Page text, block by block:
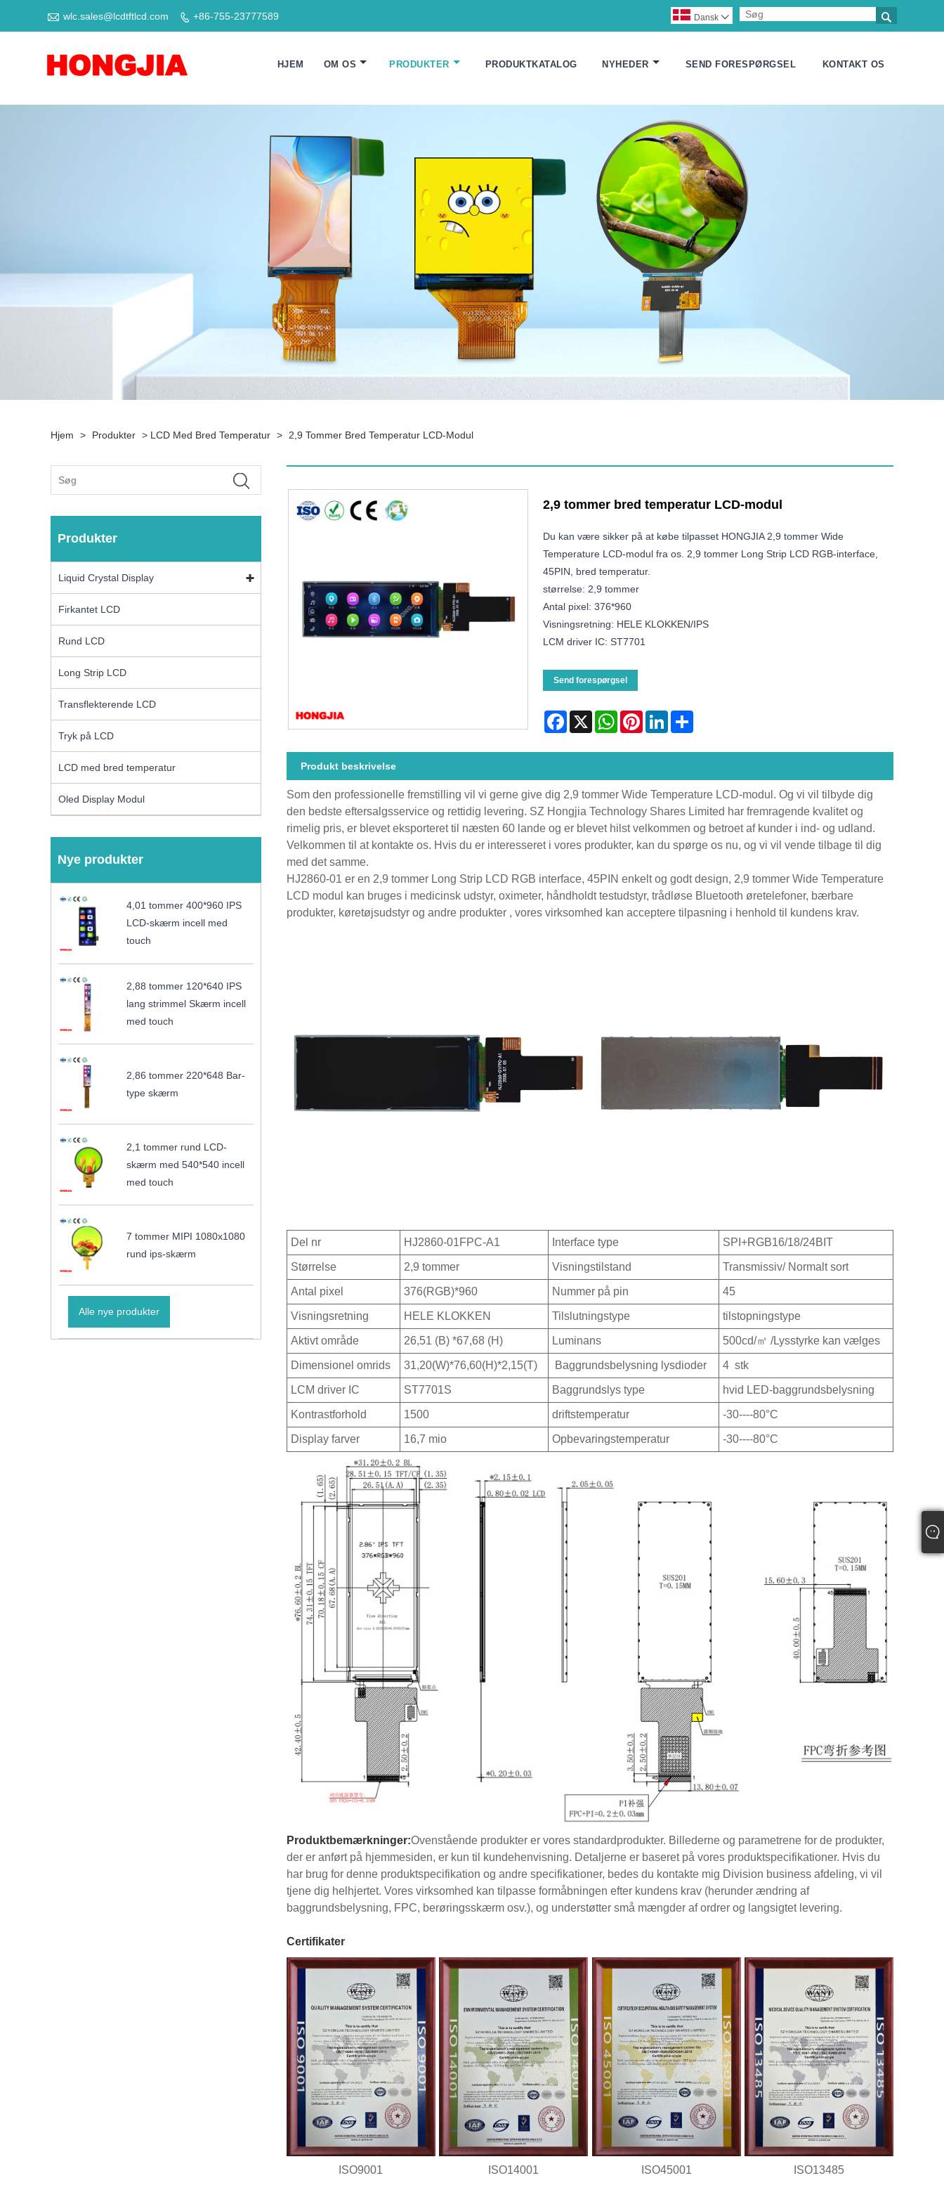
 wlc.sales@lcdtftlcd.com  +86-755-23777589 
Dansk 
HJEM OM OS PRODUKTER PRODUKTKATALOG NYHEDER SEND FORESPØRGSEL KONTAKT OS
Hjem > Produkter > LCD Med Bred Temperatur > 2,9 Tommer Bred Temperatur LCD-Modul
Produkter
Liquid Crystal Display
Firkantet LCD
Rund LCD
Long Strip LCD
Transflekterende LCD
Tryk på LCD
LCD med bred temperatur
Oled Display Modul
Nye produkter
4,01 tommer 400*960 IPS
LCD-skærm incell med
touch
2,88 tommer 120*640 IPS
lang strimmel Skærm incell
med touch
2,86 tommer 220*648 Bar-
type skærm
2,1 tommer rund LCD-
skærm med 540*540 incell
med touch
7 tommer MIPI 1080x1080
rund ips-skærm
Alle nye produkter
2,9 tommer bred temperatur LCD-modul
Du kan være sikker på at købe tilpasset HONGJIA 2,9 tommer Wide
Temperature LCD-modul fra os. 2,9 tommer Long Strip LCD RGB-interface,
45PIN, bred temperatur.
størrelse: 2,9 tommer
Antal pixel: 376*960
Visningsretning: HELE KLOKKEN/IPS
LCM driver IC: ST7701
Send forespørgsel
Facebook
X WhatsAppPinterestLinkedInShare
Produkt beskrivelse
Som den professionelle fremstilling vil vi gerne give dig 2,9 tommer Wide Temperature LCD-modul. Og vi vil tilbyde dig
den bedste eftersalgsservice og rettidig levering. SZ Hongjia Technology Shares Limited har fremragende kvalitet og
rimelig pris, er blevet eksporteret til næsten 60 lande og er blevet hilst velkommen og betroet af kunder i ind- og udland.
Velkommen til at kontakte os. Hvis du er interesseret i vores produkter, kan du spørge os nu, og vi vil vende tilbage til dig
med det samme.
HJ2860-01 er en 2,9 tommer Long Strip LCD RGB interface, 45PIN enkelt og godt design, 2,9 tommer Wide Temperature
LCD modul kan bruges i medicinsk udstyr, oximeter, håndholdt testudstyr, trådløse Bluetooth øretelefoner, bærbare
produkter, køretøjsudstyr og andre produkter , vores virksomhed kan acceptere tilpasning i henhold til kundens krav.
Del nr HJ2860-01FPC-A1 Interface type SPI+RGB16/18/24BIT
Størrelse 2,9 tommer Visningstilstand Transmissiv/ Normalt sort
Antal pixel 376(RGB)*960 Nummer på pin 45
Visningsretning HELE KLOKKEN Tilslutningstype tilstopningstype
Aktivt område 26,51 (B) *67,68 (H) Luminans 500cd/㎡ /Lysstyrke kan vælges
Dimensionel omrids 31,20(W)*76,60(H)*2,15(T) Baggrundsbelysning lysdioder 4 stk
LCM driver IC ST7701S Baggrundslys type hvid LED-baggrundsbelysning
Kontrastforhold 1500 driftstemperatur -30----80°C
Display farver 16,7 mio Opbevaringstemperatur -30----80°C
Produktbemærkninger:Ovenstående produkter er vores standardprodukter. Billederne og parametrene for de produkter,
der er anført på hjemmesiden, er kun til kundehenvisning. Detaljerne er baseret på vores produktspecifikationer. Hvis du
har brug for denne produktspecifikation og andre specifikationer, bedes du kontakte mig Division business afdeling, vi vil
tjene dig helhjertet. Vores virksomhed kan tilpasse formåbningen efter kundens krav (herunder ændring af
baggrundsbelysning, FPC, berøringsskærm osv.), og understøtter små mængder af ordrer og langsigtet levering.
Certifikater
ISO9001 ISO14001 ISO45001 ISO13485